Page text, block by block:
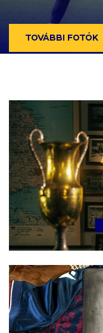
TOVÁBBI FOTÓK